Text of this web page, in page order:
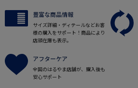
豊富な商品情報
サイズ詳細・ディテールなどお客
様の購入をサポート！商品により
店頭在庫も表示。
アフターケア
全国のはるやま店舗が、購入後も
安心サポート